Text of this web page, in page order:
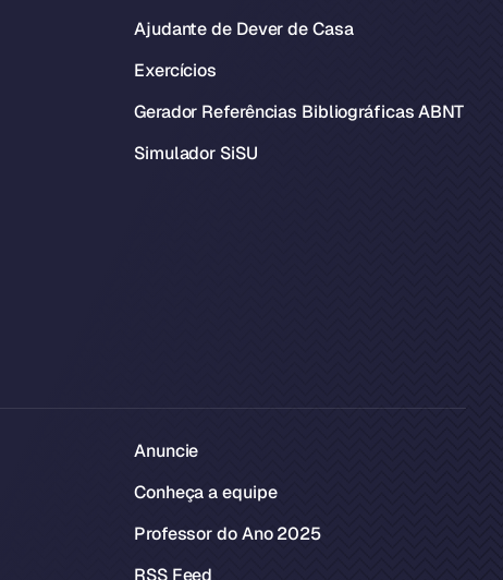
Ajudante de Dever de Casa
Exercícios
Gerador Referências Bibliográficas ABNT
Simulador SiSU
Anuncie
Conheça a equipe
Professor do Ano 2025
RSS Feed